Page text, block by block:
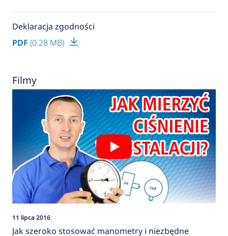
Deklaracja zgodności
PDF (0.28 MB)
Filmy
11 lipca 2016
Jak szeroko stosować manometry i niezbędne